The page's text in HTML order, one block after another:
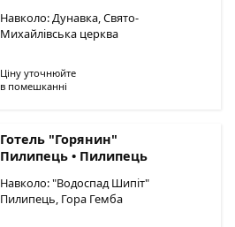
Навколо: Дунавка, Свято-
Михайлівська церква
Ціну уточнюйте
в помешканні
Готель "Горянин"
Пилипець • Пилипець
Навколо: "Водоспад Шипіт"
Пилипець, Гора Гемба